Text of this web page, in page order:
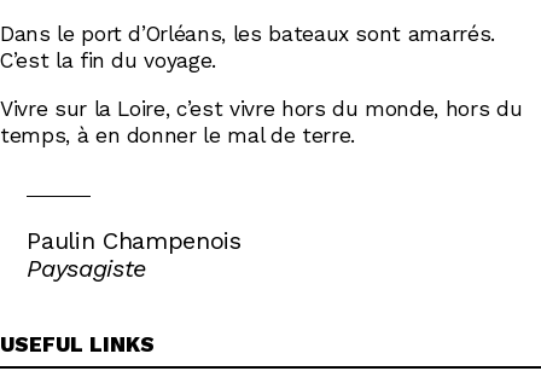
Dans le port d’Orléans, les bateaux sont amarrés.
C’est la fin du voyage.
Vivre sur la Loire, c’est vivre hors du monde, hors du
temps, à en donner le mal de terre.
Paulin Champenois
Paysagiste
USEFUL LINKS